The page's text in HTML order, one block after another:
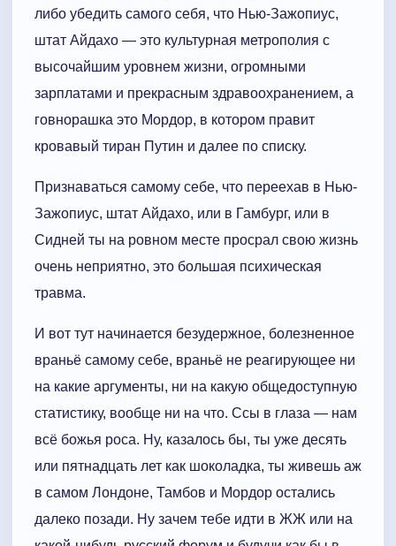
либо убедить самого себя, что Нью-Зажопиус,
штат Айдахо — это культурная метрополия с
высочайшим уровнем жизни, огромными
зарплатами и прекрасным здравоохранением, а
говнорашка это Мордор, в котором правит
кровавый тиран Путин и далее по списку.
Признаваться самому себе, что переехав в Нью-
Зажопиус, штат Айдахо, или в Гамбург, или в
Сидней ты на ровном месте просрал свою жизнь
очень неприятно, это большая психическая
травма.
И вот тут начинается безудержное, болезненное
враньё самому себе, враньё не реагирующее ни
на какие аргументы, ни на какую общедоступную
статистику, вообще ни на что. Ссы в глаза — нам
всё божья роса. Ну, казалось бы, ты уже десять
или пятнадцать лет как шоколадка, ты живешь аж
в самом Лондоне, Тамбов и Мордор остались
далеко позади. Ну зачем тебе идти в ЖЖ или на